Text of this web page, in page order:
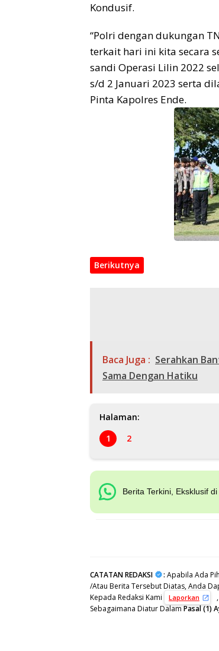
Kondusif.
“Polri dengan dukungan
terkait hari ini kita secara
sandi Operasi Lilin 2022
s/d 2 Januari 2023 serta
Pinta Kapolres Ende.
Berikutnya
Baca Juga : Serahkan
Sama Dengan Hatiku
Halaman:
1
2
Berita Terkini, Eksklusif
CATATAN REDAKSI : Apabila Ada
/Atau Berita Tersebut Diatas, Anda
Kepada Redaksi Kami
Laporkan
,
Sebagaimana Diatur DalamPasal (1)